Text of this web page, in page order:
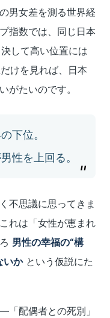
男女差を測る世界経
指数では、同じ日本
して高い位置には
けを見れば、日本
がたいのです。
下位。
性を上回る。
不思議に思ってきま
れは「女性が恵まれ
男性の幸福の“構
いかという仮説にた
配偶者との死別」